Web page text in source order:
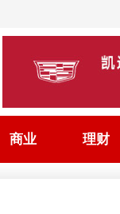
商业 理财